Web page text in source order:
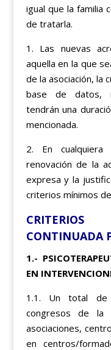
igual que la familia
de tratarla.
1. Las nuevas
aquella en la que
de la asociación, la
base de datos,
tendrán una
mencionada.
2. En
renovación de la
expresa y la
criterios mínimos
CONTINUADA
1.-
EN
1.1. Un total de
congresos de la
asociaciones,
en centros/